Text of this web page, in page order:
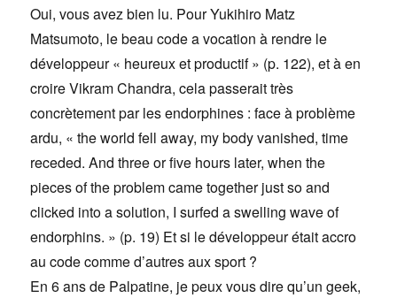
Oui, vous avez bien lu. Pour Yukihiro Matz
Matsumoto, le beau code a vocation à rendre le
développeur « heureux et productif » (p. 122), et à en
croire Vikram Chandra, cela passerait très
concrètement par les endorphines : face à problème
ardu, « the world fell away, my body vanished, time
receded. And three or five hours later, when the
pieces of the problem came together just so and
clicked into a solution, I surfed a swelling wave of
endorphins. » (p. 19) Et si le développeur était accro
au code comme d’autres aux sport ?
En 6 ans de Palpatine, je peux vous dire qu’un geek,